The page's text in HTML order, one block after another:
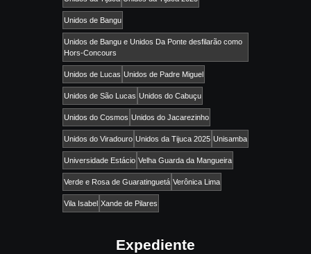
Unidos de Bangu
Unidos de Bangu e Unidos Da Ponte desfilarão como
Hors-Concours
Unidos de Lucas Unidos de Padre Miguel
Unidos de São Lucas Unidos do Cabuçu
Unidos do Cosmos Unidos do Jacarezinho
Unidos do Viradouro Unidos da Tijuca 2025 Unisamba
Universidade Estácio Velha Guarda da Mangueira
Verde e Rosa de Guaratinguetá Verônica Lima
Vila Isabel Xande de Pilares
Expediente